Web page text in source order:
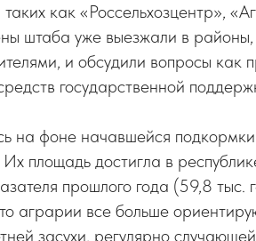
как «Россельхозцентр»,
штаба уже выезжали в районы,
и обсудили вопросы как
государственной
на фоне начавшейся
площадь достигла в
прошлого года (59,8 тыс.
аграрии все больше
засухи, регулярно